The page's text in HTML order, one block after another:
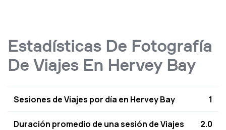
Estadísticas De Fotografía
De Viajes En Hervey Bay
Sesiones de Viajes por día en Hervey Bay 1
Duración promedio de una sesión de Viajes
2.0